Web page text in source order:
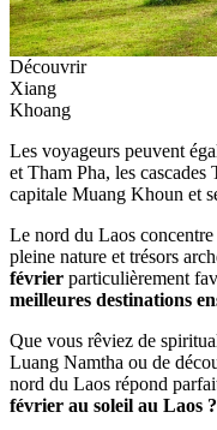
Découvrir
Xiang
Khoang
Les voyageurs peuvent
et Tham Pha, les
capitale Muang Khoun et
Le nord du Laos
pleine nature et trésors
février particulièrement
meilleures destinations
Que vous rêviez de
Luang Namtha ou de
nord du Laos répond
février au soleil au Laos ?